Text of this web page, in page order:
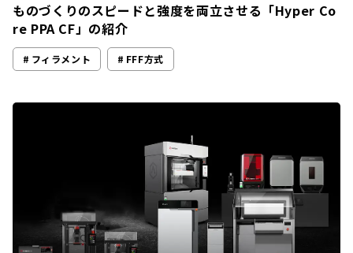
ものづくりのスピードと強度を両立させる「Hyper Co
re PPA CF」の紹介
フィラメント FFF方式